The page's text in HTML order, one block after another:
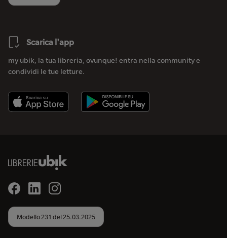
Scarica l'app
my ubik, la tua libreria, ovunque! entra nella community e
condividi le tue letture.
Modello 231 del 25.03.2025